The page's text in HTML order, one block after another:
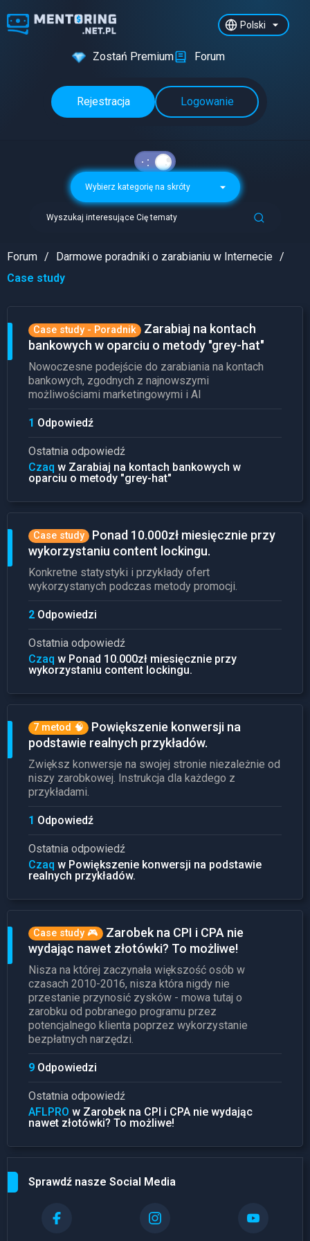
Polski
Zostań Premium Forum
Rejestracja Logowanie
Wybierz kategorię na skróty
Wyszukaj interesujące Cię tematy
Forum
Darmowe poradniki o zarabianiu w Internecie
Case study
Case study - Poradnik
Zarabiaj na kontach
bankowych w oparciu o metody "grey-hat"
Nowoczesne podejście do zarabiania na kontach
bankowych, zgodnych z najnowszymi
możliwościami marketingowymi i AI
1 Odpowiedź
Ostatnia odpowiedź
Czaq w Zarabiaj na kontach bankowych w
oparciu o metody "grey-hat"
Case study
Ponad 10.000zł miesięcznie przy
wykorzystaniu content lockingu.
Konkretne statystyki i przykłady ofert
wykorzystanych podczas metody promocji.
2 Odpowiedzi
Ostatnia odpowiedź
Czaq w Ponad 10.000zł miesięcznie przy
wykorzystaniu content lockingu.
7 metod 🧠
Powiększenie konwersji na
podstawie realnych przykładów.
Zwiększ konwersje na swojej stronie niezależnie od
niszy zarobkowej. Instrukcja dla każdego z
przykładami.
1 Odpowiedź
Ostatnia odpowiedź
Czaq w Powiększenie konwersji na podstawie
realnych przykładów.
Case study 🎮
Zarobek na CPI i CPA nie
wydając nawet złotówki? To możliwe!
Nisza na której zaczynała większość osób w
czasach 2010-2016, nisza która nigdy nie
przestanie przynosić zysków - mowa tutaj o
zarobku od pobranego programu przez
potencjalnego klienta poprzez wykorzystanie
bezpłatnych narzędzi.
9 Odpowiedzi
Ostatnia odpowiedź
AFLPRO w Zarobek na CPI i CPA nie wydając
nawet złotówki? To możliwe!
Sprawdź nasze Social Media